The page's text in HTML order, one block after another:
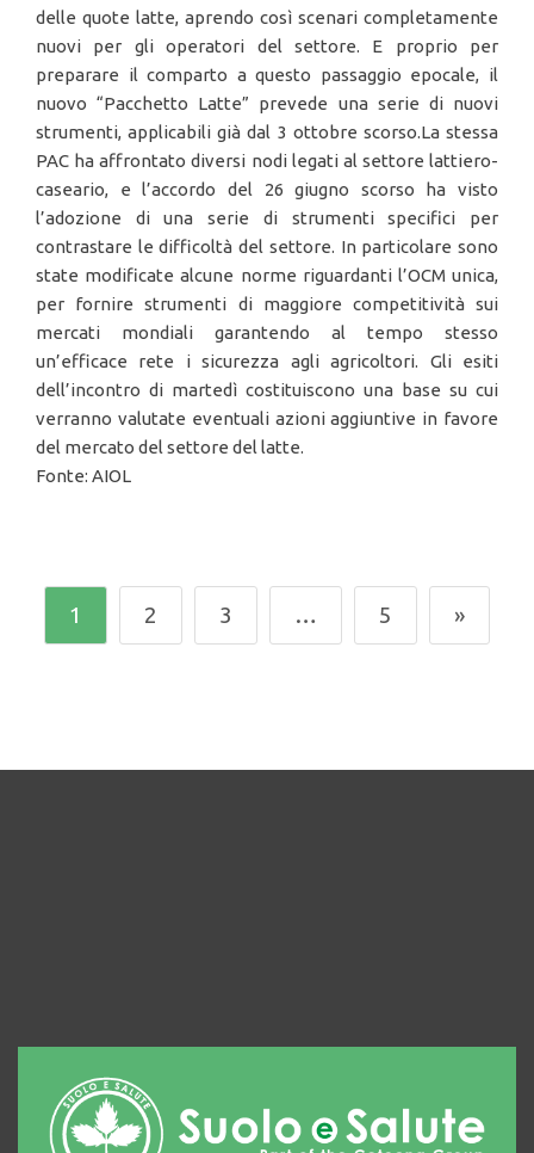
delle quote latte, aprendo così scenari completamente
nuovi per gli operatori del settore. E proprio per
preparare il comparto a questo passaggio epocale, il
nuovo “Pacchetto Latte” prevede una serie di nuovi
strumenti, applicabili già dal 3 ottobre scorso.La stessa
PAC ha affrontato diversi nodi legati al settore lattiero-
caseario, e l’accordo del 26 giugno scorso ha visto
l’adozione di una serie di strumenti specifici per
contrastare le difficoltà del settore. In particolare sono
state modificate alcune norme riguardanti l’OCM unica,
per fornire strumenti di maggiore competitività sui
mercati mondiali garantendo al tempo stesso
un’efficace rete i sicurezza agli agricoltori. Gli esiti
dell’incontro di martedì costituiscono una base su cui
verranno valutate eventuali azioni aggiuntive in favore
del mercato del settore del latte.
Fonte: AIOL
1 2 3 … 5 »